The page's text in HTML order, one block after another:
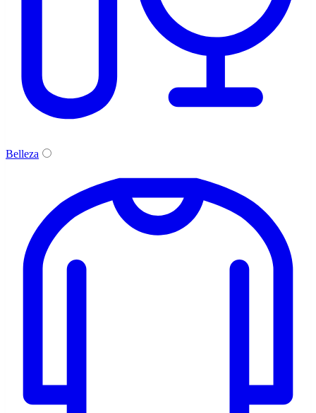
Belleza